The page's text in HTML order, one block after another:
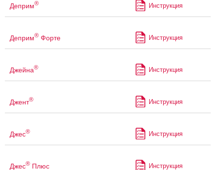
Деприм® Инструкция
Деприм® Форте Инструкция
Джейна® Инструкция
Джент® Инструкция
Джес® Инструкция
Джес® Плюс Инструкция